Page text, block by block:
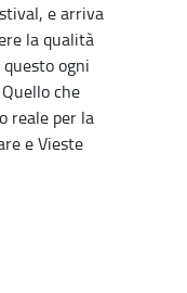
e arriva
la qualità
ogni
che
reale per la
e Vieste